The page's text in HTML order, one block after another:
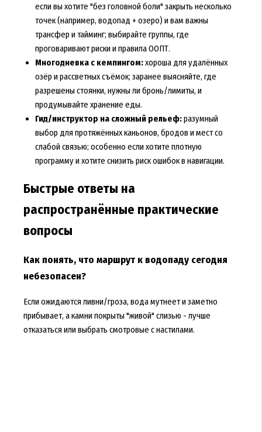
если вы хотите "без головной боли" закрыть несколько
точек (например, водопад + озеро) и вам важны
трансфер и тайминг; выбирайте группы, где
проговаривают риски и правила ООПТ.
Многодневка с кемпингом:хороша для удалённых
озёр и рассветных съёмок; заранее выясняйте, где
разрешены стоянки, нужны ли бронь/лимиты, и
продумывайте хранение еды.
Гид/инструктор на сложный рельеф:разумный
выбор для протяжённых каньонов, бродов и мест со
слабой связью; особенно если хотите плотную
программу и хотите снизить риск ошибок в навигации.
Быстрые ответы на
распространённые практические
вопросы
Как понять, что маршрут к водопаду сегодня
небезопасен?
Если ожидаются ливни/гроза, вода мутнеет и заметно
прибывает, а камни покрыты "живой" слизью - лучше
отказаться или выбрать смотровые с настилами.